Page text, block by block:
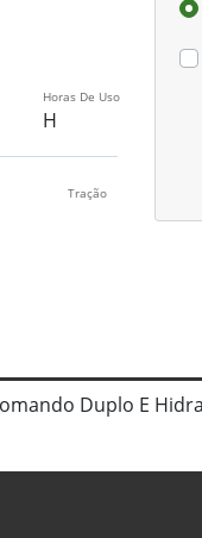
Horas De Uso
H
Tração
Duplo E